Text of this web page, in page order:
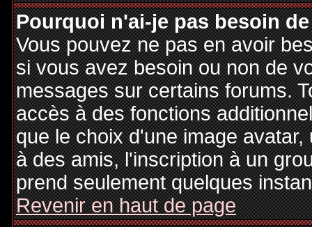
Pourquoi n'ai-je pas besoin
Vous pouvez ne pas en avoir
si vous avez besoin ou non de
messages sur certains forums.
accès à des fonctions
que le choix d'une image
à des amis, l'inscription à un
prend seulement quelques
Revenir en haut de page